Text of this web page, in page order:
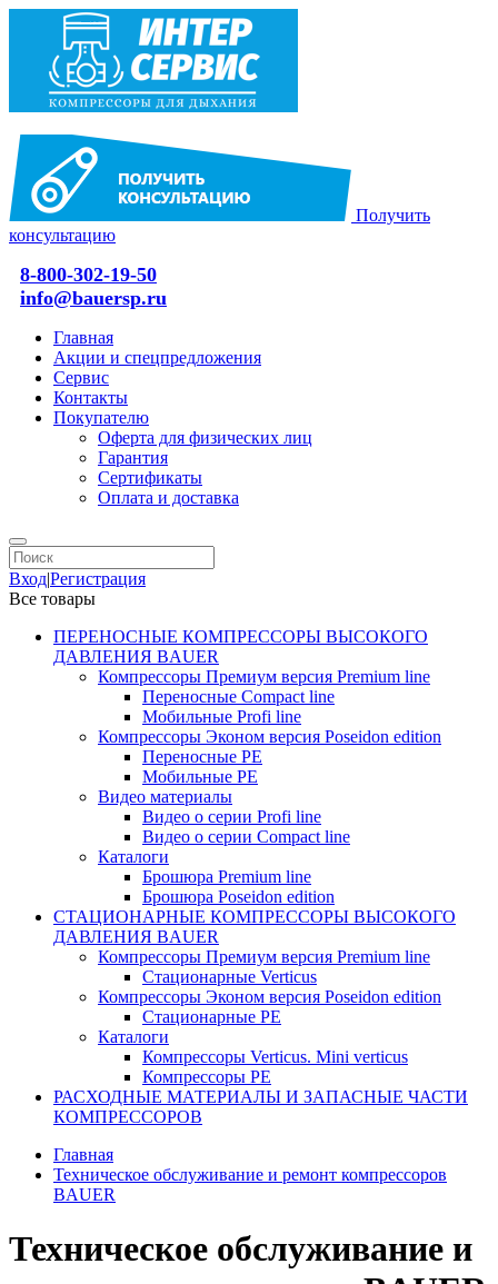
Получить
консультацию
8-800-302-19-50
info@bauersp.ru
Главная
Акции и спецпредложения
Сервис
Контакты
Покупателю
Оферта для физических лиц
Гарантия
Сертификаты
Оплата и доставка
Вход|Регистрация
Все товары
ПЕРЕНОСНЫЕ КОМПРЕССОРЫ ВЫСОКОГО
ДАВЛЕНИЯ BAUER
Компрессоры Премиум версия Premium line
Переносные Compact line
Мобильные Profi line
Компрессоры Эконом версия Poseidon edition
Переносные PE
Мобильные PE
Видео материалы
Видео о серии Profi line
Видео о серии Compact line
Каталоги
Брошюра Premium line
Брошюра Poseidon edition
СТАЦИОНАРНЫЕ КОМПРЕССОРЫ ВЫСОКОГО
ДАВЛЕНИЯ BAUER
Компрессоры Премиум версия Premium line
Стационарные Verticus
Компрессоры Эконом версия Poseidon edition
Стационарные PE
Каталоги
Компрессоры Verticus. Mini verticus
Компрессоры PE
РАСХОДНЫЕ МАТЕРИАЛЫ И ЗАПАСНЫЕ ЧАСТИ
КОМПРЕССОРОВ
Главная
Техническое обслуживание и ремонт компрессоров
BAUER
Техническое обслуживание и